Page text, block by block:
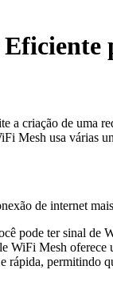
criação de uma
Mesh usa várias
de internet
pode ter sinal de
WiFi Mesh
rápida, permitindo